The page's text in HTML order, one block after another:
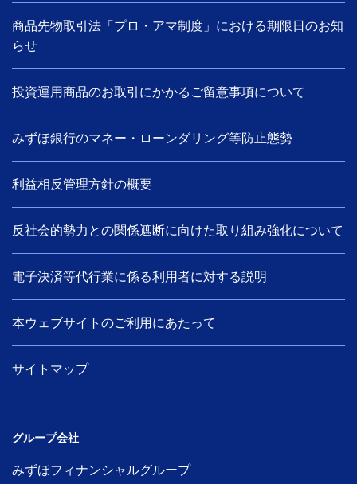
商品先物取引法「プロ・アマ制度」における期限日のお知
らせ
投資運用商品のお取引にかかるご留意事項について
みずほ銀行のマネー・ローンダリング等防止態勢
利益相反管理方針の概要
反社会的勢力との関係遮断に向けた取り組み強化について
電子決済等代行業に係る利用者に対する説明
本ウェブサイトのご利用にあたって
サイトマップ
グループ会社
みずほフィナンシャルグループ